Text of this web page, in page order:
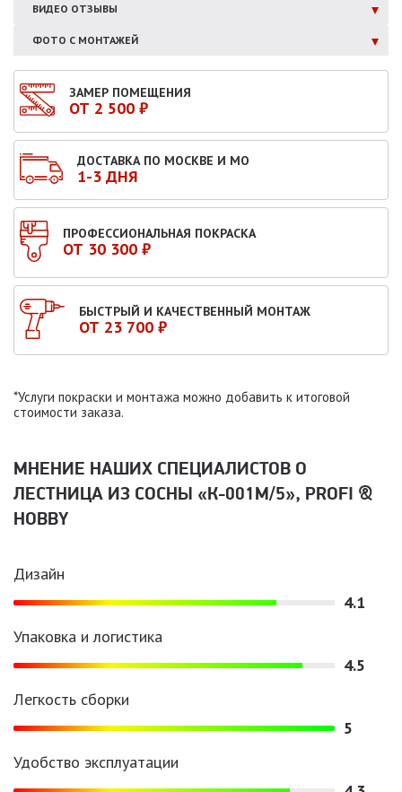
ВИДЕО ОТЗЫВЫ
ФОТО С МОНТАЖЕЙ
ЗАМЕР ПОМЕЩЕНИЯ
ОТ 2 500 ₽
ДОСТАВКА ПО МОСКВЕ И МО
1-3 ДНЯ
ПРОФЕССИОНАЛЬНАЯ ПОКРАСКА
ОТ 30 300 ₽
БЫСТРЫЙ И КАЧЕСТВЕННЫЙ МОНТАЖ
ОТ 23 700 ₽
*Услуги покраски и монтажа можно добавить к итоговой
стоимости заказа.
МНЕНИЕ НАШИХ СПЕЦИАЛИСТОВ O
ЛЕСТНИЦА ИЗ СОСНЫ «К-001М/5», PROFI &
HOBBY
Дизайн
4.1
Упаковка и логистика
4.5
Легкость сборки
5
Удобство эксплуатации